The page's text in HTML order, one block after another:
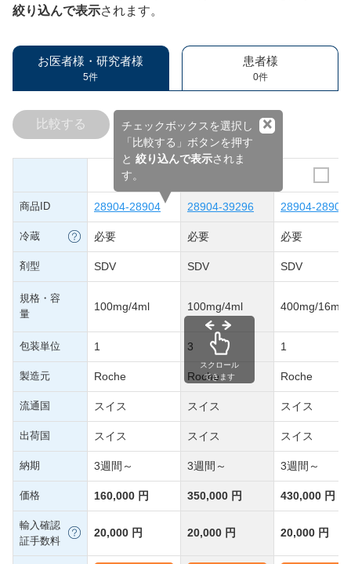
絞り込んで表示されます。
お医者様・研究者様
5件
患者様
0件
チェックボックスを選択し
「比較する」ボタンを押す
と 絞り込んで表示されま
す。
×
比較する
商品ID 28904-28904 28904-39296 28904-28905
冷蔵 必要 必要 必要
剤型 SDV SDV SDV
規格・容
量
100mg/4ml 100mg/4ml 400mg/16ml
包装単位 1 3 1
製造元 Roche Roche Roche
流通国 スイス スイス スイス
出荷国 スイス スイス スイス
納期 3週間～ 3週間～ 3週間～
価格 160,000 円 350,000 円 430,000 円
輸入確認
証手数料
20,000 円 20,000 円 20,000 円
スクロール
できます